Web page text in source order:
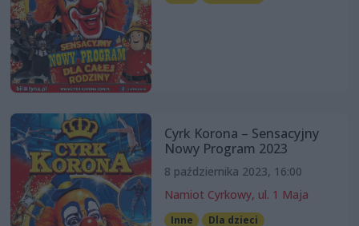
Cyrk Korona – Sensacyjny
Nowy Program 2023
8 października 2023, 16:00
Namiot Cyrkowy, ul. 1 Maja
Inne Dla dzieci